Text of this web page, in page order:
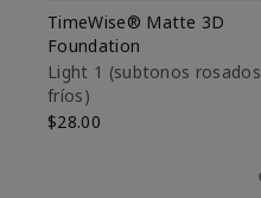
TimeWise® Matte 3D
Foundation
Light 1​ (subtonos rosados
fríos)
$28.00